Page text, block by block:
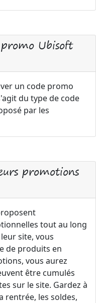
Ubisoft
un code promo
du type de code
par les
promotions
tout au long
site, vous
de produits en
vous aurez
être cumulés
sur le site. Gardez à
rentrée, les soldes,